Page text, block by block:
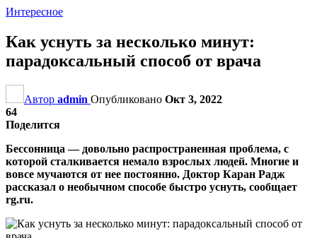
Интересное
Как уснуть за несколько минут:
парадоксальный способ от врача
Автор admin Опубликовано Окт 3, 2022
64
Поделится
Бессонница — довольно распространенная проблема, с
которой сталкивается немало взрослых людей. Многие и
вовсе мучаются от нее постоянно. Доктор Каран Радж
рассказал о необычном способе быстро уснуть, сообщает
rg.ru.